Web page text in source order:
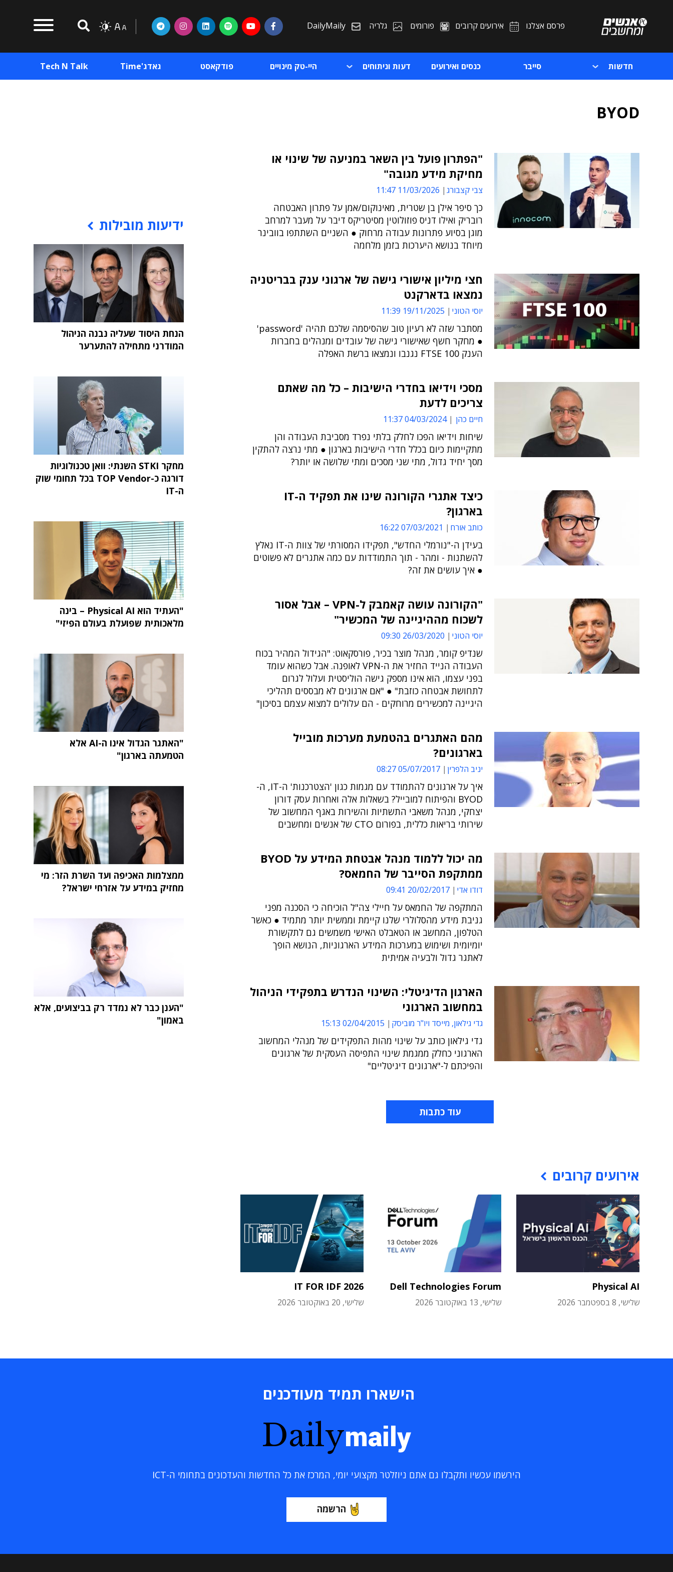
פרסם אצלנו אירועים קרובים פורומים גלריה DailyMaily
חדשות סייבר כנסים ואירועים דעות וניתוחים היי-טק מינויים פודקאסט גאדג'Time Tech N Talk
BYOD
"הפתרון פועל בין השאר במניעה של שינוי או
מחיקת מידע מגובה"
צבי קצבורג 11/03/2026 11:47
כך סיפר אילן בן שטרית, מאינוקום/אמן על פתרון האבטחה
רובריק ואילו דניס פוזולוטין מסיטריקס דיבר על מעבר למרחב
מוגן בסיוע פתרונות עבודה מרחוק ● השניים השתתפו בוובינר
מיוחד בנושא היערכות בזמן מלחמה
חצי מיליון אישורי גישה של ארגוני ענק בבריטניה
נמצאו בדארקנט
יוסי הטוני 19/11/2025 11:39
מסתבר שזה לא רעיון טוב שהסיסמה שלכם תהיה 'password'
● מחקר חשף שאישורי גישה של עובדים ומנהלים בחברות
הענק FTSE 100 נגנבו ונמצאו ברשת האפלה
מסכי וידיאו בחדרי הישיבות – כל מה שאתם
צריכים לדעת
חיים כהן 04/03/2024 11:37
שיחות וידיאו הפכו לחלק בלתי נפרד מסביבת העבודה והן
מתקיימות כיום בכלל חדרי הישיבות בארגון ● מתי נרצה להתקין
מסך יחיד גדול, מתי שני מסכים ומתי שלושה או יותר?
כיצד אתגרי הקורונה שינו את תפקיד ה-IT
בארגון?
כותב אורח 07/03/2021 16:22
בעידן ה-"נורמלי החדש", תפקידו המסורתי של צוות ה-IT נאלץ
להשתנות - ומהר - תוך התמודדות עם כמה אתגרים לא פשוטים
● איך עושים את זה?
"הקורונה עושה קאמבק ל-VPN – אבל אסור
לשכוח מההיגיינה של המכשיר"
יוסי הטוני 26/03/2020 09:30
שנדיפ קומר, מנהל מוצר בכיר, פורסקאוט: "הגידול המהיר בכוח
העבודה הנייד החזיר את ה-VPN לאופנה. אבל כשהוא עומד
בפני עצמו, הוא אינו מספק גישה הוליסטית ועלול לגרום
לתחושת אבטחה כוזבת" ● "אם ארגונים לא מבססים תהליכי
היגיינה למכשירים מרוחקים - הם עלולים למצוא עצמם בסיכון"
מהם האתגרים בהטמעת מערכות מובייל
בארגונים?
יניב הלפרין 05/07/2017 08:27
איך על ארגונים להתמודד עם מגמות כגון 'הצטרכנות' ה-IT, ה-
BYOD והפיתוח למובייל? בשאלות אלה ואחרות עסק דורון
יצחקי, מנהל משאבי התשתיות והשירות באגף המחשוב של
שירותי בריאות כללית, בפורום CTO של אנשים ומחשבים
מה יכול ללמוד מנהל אבטחת המידע על BYOD
ממתקפת הסייבר של החמאס?
דודו אדי 20/02/2017 09:41
המתקפה של החמאס על חיילי צה"ל הוכיחה כי הסכנה מפני
גניבת מידע מהסלולרי שלנו קיימת וממשית יותר מתמיד ● כאשר
הטלפון, המחשב או הטאבלט האישי משמשים גם לתקשורת
יומיומית ושימוש במערכות המידע הארגוניות, הנושא הופך
לאתגר גדול ולבעיה אמיתית
הארגון הדיגיטלי: השינוי הנדרש בתפקידי הניהול
במחשוב הארגוני
גדי גילאון, מייסד ויו"ר מוביסק 02/04/2015 15:13
גדי גילאון כותב על שינוי מהות התפקידים של מנהלי המחשוב
הארגוני כחלק ממגמת שינוי התפיסה העסקית של ארגונים
והפיכתם ל-"ארגונים דיגיטליים"
עוד כתבות
אירועים קרובים
Physical AI
שלישי, 8 בספטמבר 2026
Dell Technologies Forum
שלישי, 13 באוקטובר 2026
IT FOR IDF 2026
שלישי, 20 באוקטובר 2026
ידיעות מובילות
הנחת היסוד שעליה נבנה הניהול
המודרני מתחילה להתערער
מחקר STKI השנתי: וואן טכנולוגיות
דורגה כ-TOP Vendor בכל תחומי שוק
ה-IT
"העתיד הוא Physical AI – בינה
מלאכותית שפועלת בעולם הפיזי"
"האתגר הגדול אינו ה-AI אלא
הטמעתה בארגון"
ממצלמות האכיפה ועד השרת הזר: מי
מחזיק במידע על אזרחי ישראל?
"הענן כבר לא נמדד רק בביצועים, אלא
באמון"
הישארו תמיד מעודכנים
Dailymaily
הירשמו עכשיו ותקבלו גם אתם ניוזלטר מקצועי יומי, המרכז את כל החדשות והעדכונים בתחומי ה-ICT
הרשמה